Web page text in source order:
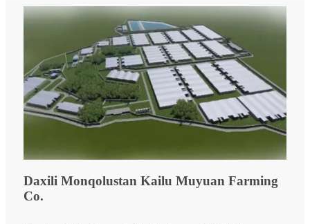
Daxili Monqolustan Kailu Muyuan Farming
Co.